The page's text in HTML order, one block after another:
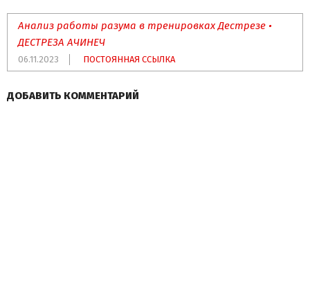
Анализ работы разума в тренировках Дестрезе •
ДЕСТРЕЗА АЧИНЕЧ
06.11.2023 ПОСТОЯННАЯ ССЫЛКА
ДОБАВИТЬ КОММЕНТАРИЙ